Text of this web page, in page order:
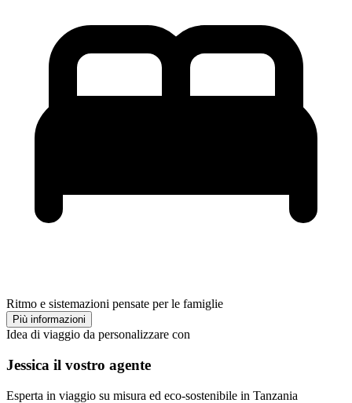
Ritmo e sistemazioni pensate per le famiglie
Più informazioni
Idea di viaggio da personalizzare con
Jessica il vostro agente
Esperta in viaggio su misura ed eco-sostenibile in Tanzania